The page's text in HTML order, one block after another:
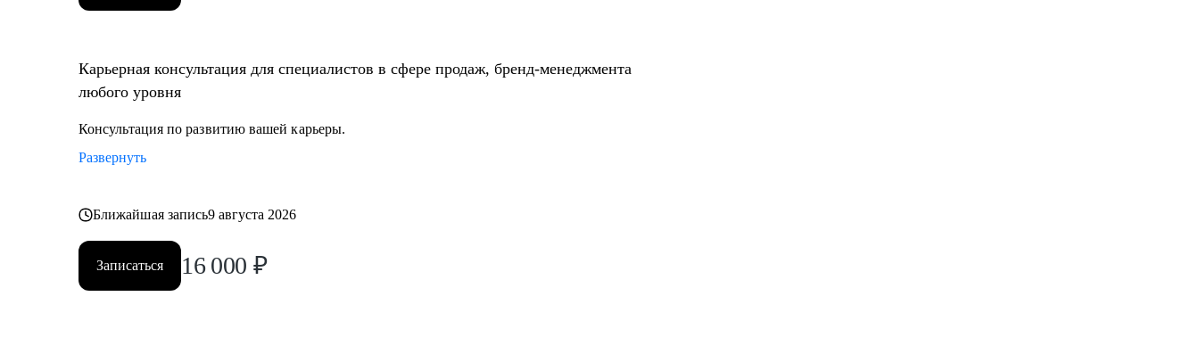
Карьерная консультация для специалистов в сфере продаж, бренд-менеджмента
любого уровня
Консультация по развитию вашей карьеры.
Развернуть
Ближайшая запись9 августа 2026
Записаться 16 000 ₽